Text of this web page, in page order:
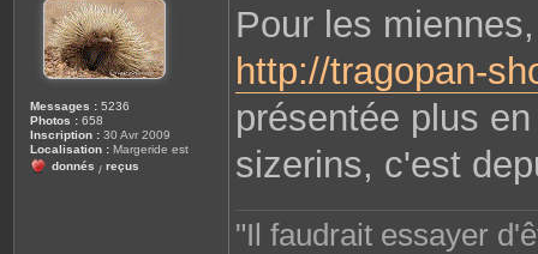
Messages : 5236
Photos : 658
Inscription : 30 Avr 2009
Localisation : Margeride est
donnés / reçus
s
a
Pour les
http://tragopan-
présentée plus
sizerins, c'est
"Il faudrait essayer